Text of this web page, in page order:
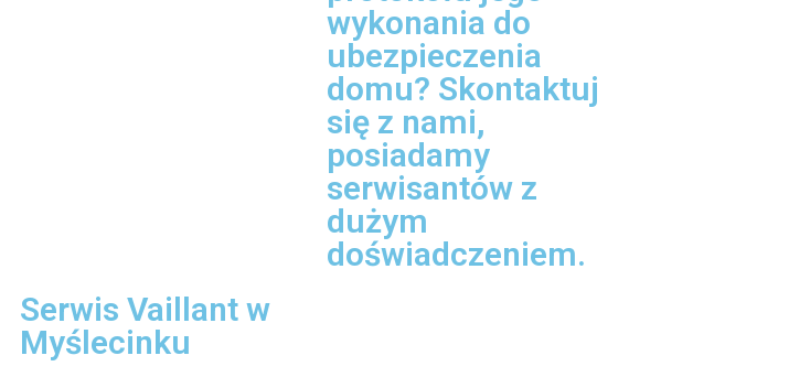
wykonania do
ubezpieczenia
domu? Skontaktuj
się z nami,
posiadamy
serwisantów z
dużym
doświadczeniem.
Serwis Vaillant w
Myślecinku